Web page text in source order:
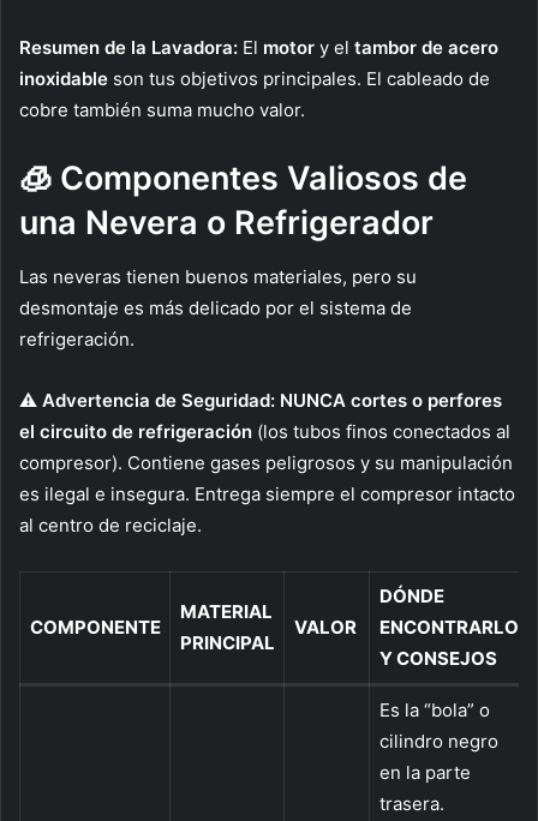
Resumen de la Lavadora: El motor y el tambor de acero
inoxidable son tus objetivos principales. El cableado de
cobre también suma mucho valor.
🧊 Componentes Valiosos de
una Nevera o Refrigerador
Las neveras tienen buenos materiales, pero su
desmontaje es más delicado por el sistema de
refrigeración.
⚠️ Advertencia de Seguridad: NUNCA cortes o perfores
el circuito de refrigeración (los tubos finos conectados al
compresor). Contiene gases peligrosos y su manipulación
es ilegal e insegura. Entrega siempre el compresor intacto
al centro de reciclaje.
COMPONENTE
MATERIAL
PRINCIPAL
VALOR
DÓNDE
ENCONTRARLO
Y CONSEJOS
Es la “bola” o
cilindro negro
en la parte
trasera.